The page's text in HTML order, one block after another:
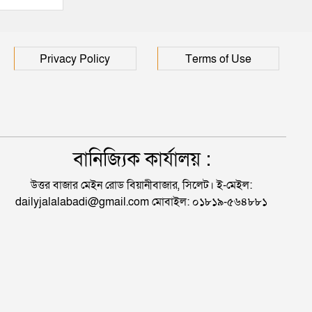
Privacy Policy Terms of Use
বানিজ্যিক কার্যালয় :
উত্তর বাজার মেইন রোড বিয়ানীবাজার, সিলেট। ই-মেইল:
dailyjalalabadi@gmail.com মোবাইল: ০১৮১৯-৫৬৪৮৮১